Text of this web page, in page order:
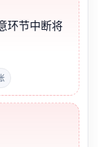
环节中断将